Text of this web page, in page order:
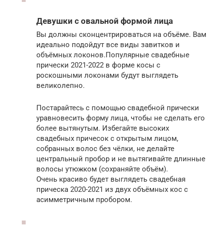
Девушки с овальной формой лица
Вы должны сконцентрироваться на объёме. Вам
идеально подойдут все виды завитков и
объёмных локонов.Популярные свадебные
прически 2021-2022 в форме косы с
роскошными локонами будут выглядеть
великолепно.
Постарайтесь с помощью свадебной прически
уравновесить форму лица, чтобы не сделать его
более вытянутым. Избегайте высоких
свадебных причесок с открытым лицом,
собранных волос без чёлки, не делайте
центральный пробор и не вытягивайте длинные
волосы утюжком (сохраняйте объём).
Очень красиво будет выглядеть свадебная
прическа 2020-2021 из двух объёмных кос с
асимметричным пробором.